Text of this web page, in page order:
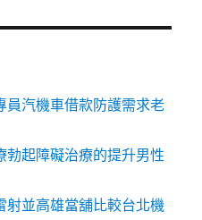
員汽機車借款防護需求老
勃起障礙治療的提升男性
射並高雄當舖比較台北機